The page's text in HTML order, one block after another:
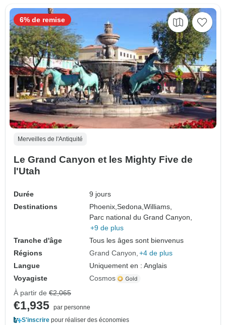
Merveilles de l'Antiquité
Le Grand Canyon et les Mighty Five de
l'Utah
Durée
9 jours
Destinations
Phoenix,Sedona,Williams,
Parc national du Grand Canyon,
+9 de plus
Tranche d'âge
Tous les âges sont bienvenus
Régions
Grand Canyon +4 de plus
Langue
Uniquement en : Anglais
Voyagiste
Cosmos
6% de remise
À partir de €2,065
€1,935 par personne
S'inscrire pour réaliser des économies